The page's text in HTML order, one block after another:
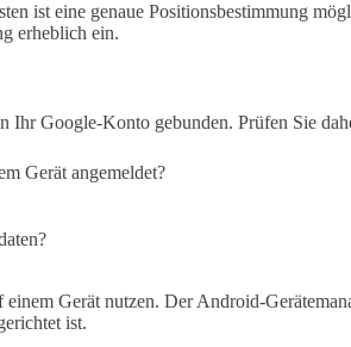
ist eine genaue Positionsbestimmung
erheblich ein.
Ihr Google-Konto gebunden. Prüfen Sie
Gerät angemeldet?
Gerät nutzen. Der Android-
ist.